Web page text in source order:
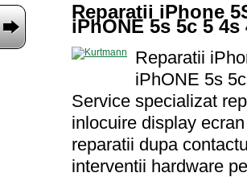
Reparatii iPhone
iPhONE 5s 5c 5 4s
Reparatii
iPhONE 5s
Service specializat
inlocuire display
reparatii dupa
interventii hardware